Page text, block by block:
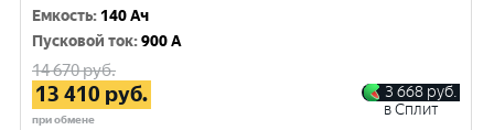
Емкость: 140 Ач
Пусковой ток:900 A
14 670руб.
13 410 руб.
при обмене
3 668 руб.
в Сплит